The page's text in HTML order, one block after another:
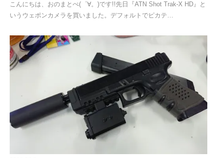
こんにちは、おのまとぺ(゜∀。)です!!先日『ATN Shot Trak-X HD』と
いうウェポンカメラを買いました。デフォルトでピカテ…